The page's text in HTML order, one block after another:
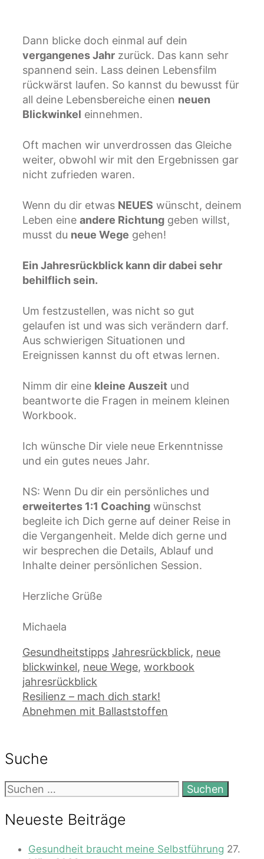
Dann blicke doch einmal auf dein
vergangenes Jahr zurück. Das kann sehr
spannend sein. Lass deinen Lebensfilm
rückwärst laufen. So kannst du bewusst für
all deine Lebensbereiche einen neuen
Blickwinkel einnehmen.
Oft machen wir unverdrossen das Gleiche
weiter, obwohl wir mit den Ergebnissen gar
nicht zufrieden waren.
Wenn du dir etwas NEUES wünscht, deinem
Leben eine andere Richtung geben willst,
musst du neue Wege gehen!
Ein Jahresrückblick kann dir dabei sehr
behilflich sein.
Um festzustellen, was nicht so gut
gelaufen ist und was sich verändern darf.
Aus schwierigen Situationen und
Ereignissen kannst du oft etwas lernen.
Nimm dir eine kleine Auszeit und
beantworte die Fragen in meinem kleinen
Workbook.
Ich wünsche Dir viele neue Erkenntnisse
und ein gutes neues Jahr.
NS: Wenn Du dir ein persönliches und
erweitertes 1:1 Coaching wünschst
begleite ich Dich gerne auf deiner Reise in
die Vergangenheit. Melde dich gerne und
wir besprechen die Details, Ablauf und
Inhalte deiner persönlichen Session.
Herzliche Grüße
Michaela
Kategorien
Gesundheitstipps Schlagwörter
Jahresrückblick, neue
blickwinkel, neue Wege, workbook
jahresrückblick
Resilienz – mach dich stark!
Abnehmen mit Ballaststoffen
Suche
Suchen
nach:
Neueste Beiträge
Gesundheit braucht meine Selbstführung 27.